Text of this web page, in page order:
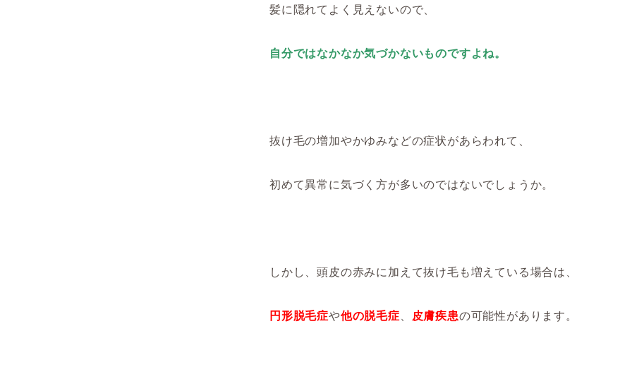
髪に隠れてよく見えないので、
自分ではなかなか気づかないものですよね。
抜け毛の増加やかゆみなどの症状があらわれて、
初めて異常に気づく方が多いのではないでしょうか。
しかし、頭皮の赤みに加えて抜け毛も増えている場合は、
円形脱毛症や他の脱毛症、 皮膚疾患の可能性があります。